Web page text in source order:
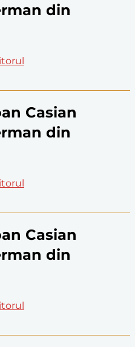
din
Casian
din
Casian
din